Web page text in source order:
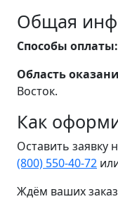
Общая
Способы оплаты:
Область
Восток.
Как
Оставить заявку
(800) 550-40-72
Ждём ваших